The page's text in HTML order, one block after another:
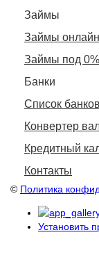
Займы
Займы онлайн
Займы под 0%
Банки
Список
Конвертер
Кредитный
Контакты
© Политика
Установить